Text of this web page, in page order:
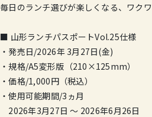
毎日のランチ選びが楽しくなる、ワク
■ 山形ランチパスポートVol.25仕様
・発売日/2026年 3月27日(金)
・規格/A5変形版（210×125mm）
・価格/1,000円（税込）
・使用可能期間/3ヵ月
2026年3月27日 〜 2026年6月26日